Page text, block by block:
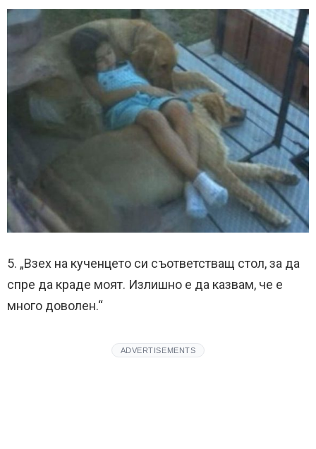
5. „Взех на кученцето си съответстващ стол, за да
спре да краде моят. Излишно е да казвам, че е
много доволен.“
ADVERTISEMENTS